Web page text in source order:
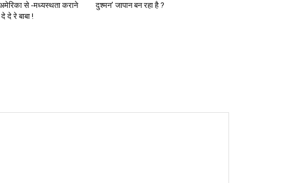
से -मध्यस्थता कराने
दे रे बाबा !
दुश्मन’ जापान बन रहा है ?